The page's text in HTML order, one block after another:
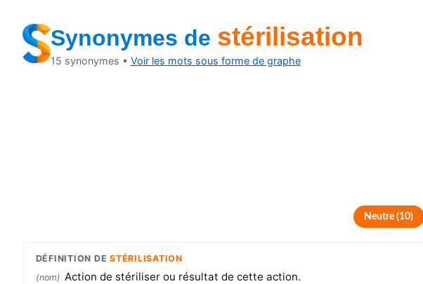
Synonymes de stérilisation
15 synonymes • Voir les mots sous forme de graphe
Neutre (10)
DÉFINITION DESTÉRILISATION
(nom) Action de stériliser ou résultat de cette action.